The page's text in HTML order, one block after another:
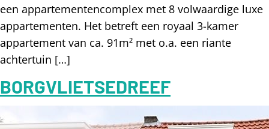
een appartementencomplex met 8 volwaardige luxe
appartementen. Het betreft een royaal 3-kamer
appartement van ca. 91m² met o.a. een riante
achtertuin […]
BORGVLIETSEDREEF